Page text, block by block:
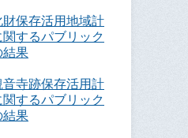
保存活用地域計
するパブリック
結果
音寺跡保存活用計
するパブリック
結果